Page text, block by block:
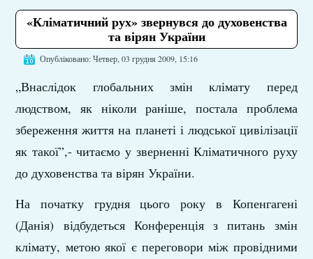
«Кліматичний рух» звернувся до духовенства
та вірян України
Опубліковано: Четвер, 03 грудня 2009, 15:16
„Внаслідок глобальних змін клімату перед
людством, як ніколи раніше, постала проблема
збереження життя на планеті і людської цивілізації
як такої”,- читаємо у зверненні Кліматичного руху
до духовенства та вірян України.
На початку грудня цього року в Копенгагені
(Данія) відбудеться Конференція з питань змін
клімату, метою якої є переговори між провідними